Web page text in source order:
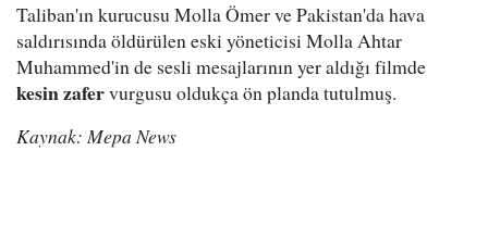
Taliban'ın kurucusu Molla Ömer ve Pakistan'da hava
saldırısında öldürülen eski yöneticisi Molla Ahtar
Muhammed'in de sesli mesajlarının yer aldığı filmde
kesin zafervurgusu oldukça ön planda tutulmuş.
Kaynak: Mepa News